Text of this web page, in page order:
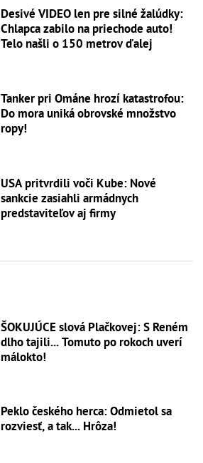
Desivé VIDEO len pre silné žalúdky:
Chlapca zabilo na priechode auto!
Telo našli o 150 metrov ďalej
Tanker pri Ománe hrozí katastrofou:
Do mora uniká obrovské množstvo
ropy!
USA pritvrdili voči Kube: Nové
sankcie zasiahli armádnych
predstaviteľov aj firmy
ŠOKUJÚCE slová Plačkovej: S Reném
dlho tajili... Tomuto po rokoch uverí
málokto!
Peklo českého herca: Odmietol sa
rozviesť, a tak... Hrôza!